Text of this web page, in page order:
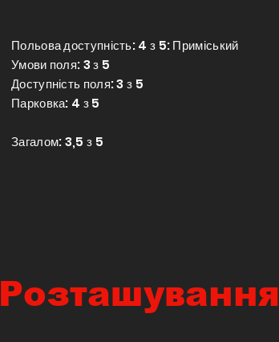
Польова доступність: 4 з 5: Приміський
Умови поля: 3 з 5
Доступність поля: 3 з 5
Парковка: 4 з 5
Загалом: 3,5 з 5
Розташування